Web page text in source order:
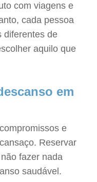
com viagens e
cada pessoa
diferentes de
aquilo que
em
e
Reservar
fazer nada
saudável.